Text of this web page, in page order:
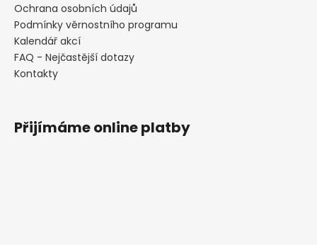
Ochrana osobních údajů
Podmínky věrnostního programu
Kalendář akcí
FAQ - Nejčastější dotazy
Kontakty
Přijímáme online platby